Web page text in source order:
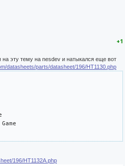
+1
на эту тему на nesdev и натыкался еще вот
datasheets/parts/datasheet/196/HT1130.php
196/HT1132A.php